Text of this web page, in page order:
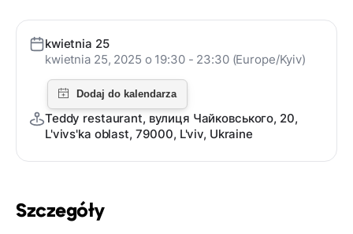
Szczegóły
kwietnia 25
kwietnia 25, 2025 o 19:30 - 23:30 (Europe/Kyiv)
Teddy restaurant, вулиця Чайковського, 20,
L'vivs'ka oblast, 79000, L'viv, Ukraine